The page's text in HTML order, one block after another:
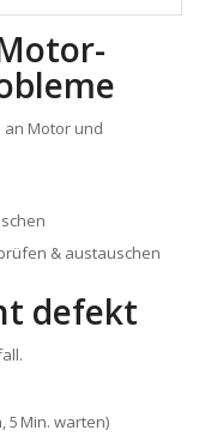
Motor und
& austauschen
defekt
5 Min. warten)